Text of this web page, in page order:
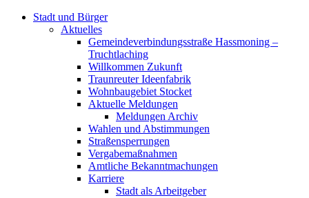
Stadt und Bürger
Aktuelles
Gemeindeverbindungsstraße Hassmoning –
Truchtlaching
Willkommen Zukunft
Traunreuter Ideenfabrik
Wohnbaugebiet Stocket
Aktuelle Meldungen
Meldungen Archiv
Wahlen und Abstimmungen
Straßensperrungen
Vergabemaßnahmen
Amtliche Bekanntmachungen
Karriere
Stadt als Arbeitgeber